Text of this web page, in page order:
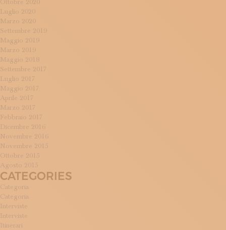
Ottobre 2020
Luglio 2020
Marzo 2020
Settembre 2019
Maggio 2019
Marzo 2019
Maggio 2018
Settembre 2017
Luglio 2017
Maggio 2017
Aprile 2017
Marzo 2017
Febbraio 2017
Dicembre 2016
Novembre 2016
Novembre 2015
Ottobre 2015
Agosto 2015
CATEGORIES
Categoria
Categoria
Interviste
Interviste
Itinerari